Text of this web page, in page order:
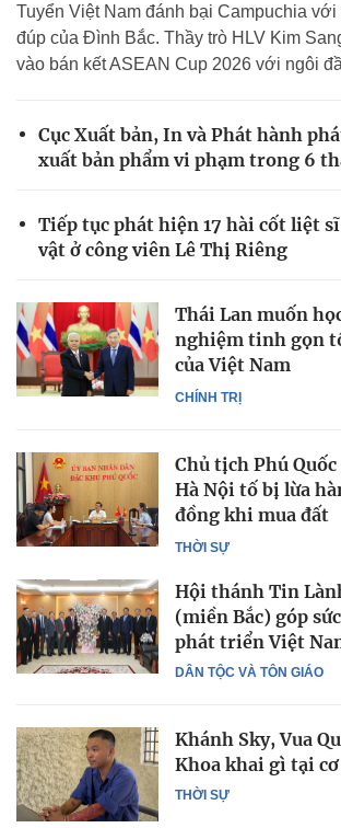
DÂN TỘC VÀ TÔN GIÁO
Hội thánh Tin
(miền Bắc) góp
phát triển Việt
THỜI SỰ
Khánh Sky, Vua
Khoa khai gì tại cơ
Tuyển Việt Nam đánh bại Campuchia với
đúp của Đình Bắc. Thầy trò HLV Kim
vào bán kết ASEAN Cup 2026 với ngôi
Cục Xuất bản, In và Phát hành
xuất bản phẩm vi phạm trong 6
Tiếp tục phát hiện 17 hài cốt liệt
vật ở công viên Lê Thị Riêng
CHÍNH TRỊ
Thái Lan muốn
nghiệm tinh gọn
của Việt Nam
THỜI SỰ
Chủ tịch Phú
Hà Nội tố bị lừa
đồng khi mua đất